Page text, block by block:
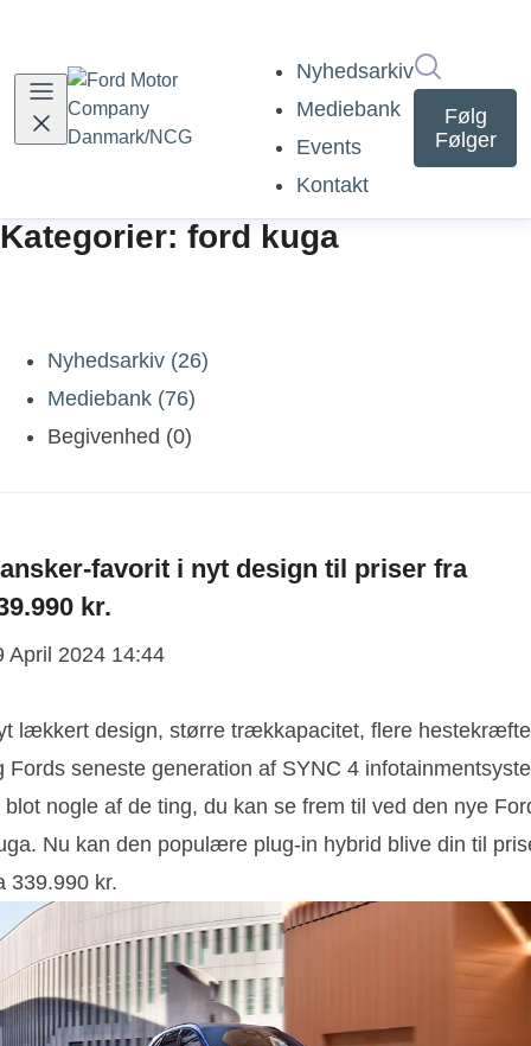
Nyhedsarkiv
Mediebank
Events
Kontakt
Følg
Følger
Kategorier: ford kuga
Nyhedsarkiv (26)
Mediebank (76)
Begivenhed (0)
favorit i nyt design til priser fra
kr.
April 2024 14:44
lækkert design, større trækkapacitet, flere
Fords seneste generation af SYNC 4
blot nogle af de ting, du kan se frem til ved den nye
Nu kan den populære plug-in hybrid blive din til
339.990 kr.